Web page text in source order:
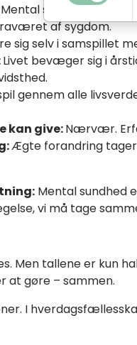
Mental sundhed er
af sygdom.
sig selv i samspillet
Livet bevæger sig i
gennem alle
kan give:Nærvær.
Ægte forandring
Mental sundhed
vi må tage
Men tallene er kun
at gøre – sammen.
I